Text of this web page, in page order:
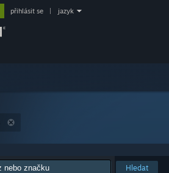
přihlásit se jazyk
Hledat